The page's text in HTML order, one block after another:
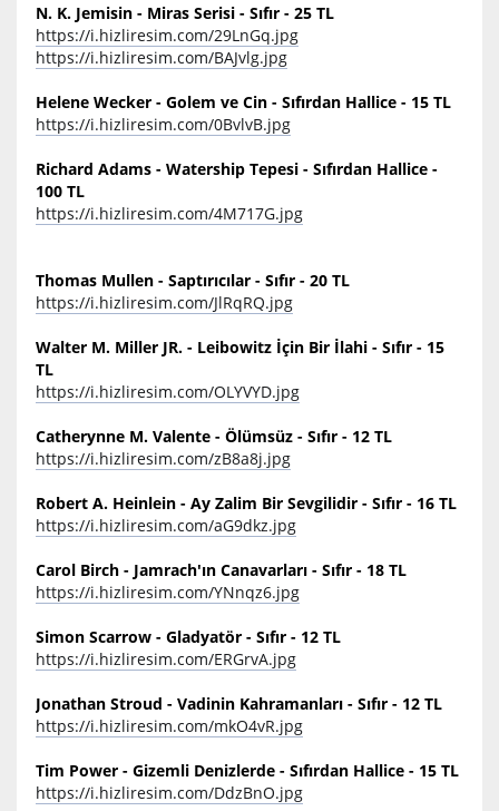
N. K. Jemisin - Miras Serisi - Sıfır - 25 TL
https://i.hizliresim.com/29LnGq.jpg
https://i.hizliresim.com/BAJvlg.jpg
Helene Wecker - Golem ve Cin - Sıfırdan Hallice - 15 TL
https://i.hizliresim.com/0BvlvB.jpg
Richard Adams - Watership Tepesi - Sıfırdan Hallice -
100 TL
https://i.hizliresim.com/4M717G.jpg
Thomas Mullen - Saptırıcılar - Sıfır - 20 TL
https://i.hizliresim.com/JlRqRQ.jpg
Walter M. Miller JR. - Leibowitz İçin Bir İlahi - Sıfır - 15
TL
https://i.hizliresim.com/OLYVYD.jpg
Catherynne M. Valente - Ölümsüz - Sıfır - 12 TL
https://i.hizliresim.com/zB8a8j.jpg
Robert A. Heinlein - Ay Zalim Bir Sevgilidir - Sıfır - 16 TL
https://i.hizliresim.com/aG9dkz.jpg
Carol Birch - Jamrach'ın Canavarları - Sıfır - 18 TL
https://i.hizliresim.com/YNnqz6.jpg
Simon Scarrow - Gladyatör - Sıfır - 12 TL
https://i.hizliresim.com/ERGrvA.jpg
Jonathan Stroud - Vadinin Kahramanları - Sıfır - 12 TL
https://i.hizliresim.com/mkO4vR.jpg
Tim Power - Gizemli Denizlerde - Sıfırdan Hallice - 15 TL
https://i.hizliresim.com/DdzBnO.jpg